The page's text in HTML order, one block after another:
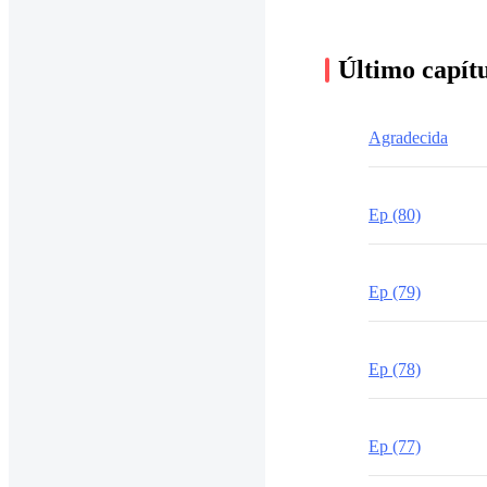
Último
Agradecida
Ep (80)
Ep (79)
Ep (78)
Ep (77)